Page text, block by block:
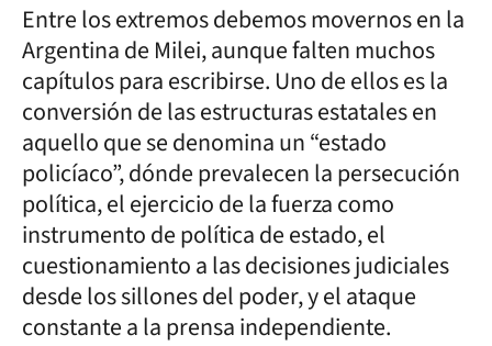
Entre los extremos debemos movernos en la
Argentina de Milei, aunque falten muchos
capítulos para escribirse. Uno de ellos es la
conversión de las estructuras estatales en
aquello que se denomina un “estado
policíaco”, dónde prevalecen la persecución
política, el ejercicio de la fuerza como
instrumento de política de estado, el
cuestionamiento a las decisiones judiciales
desde los sillones del poder, y el ataque
constante a la prensa independiente.